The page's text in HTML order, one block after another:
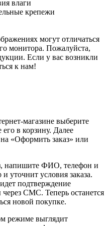
влаги
крепежи
могут отличаться
монитора. Пожалуйста,
Если у вас возникли
к нам!
магазине выберите
в корзину. Далее
«Оформить заказ» или
напишите ФИО, телефон и
уточнит условия заказа.
подтверждение
СМС. Теперь останется
новой покупке.
режиме выглядит